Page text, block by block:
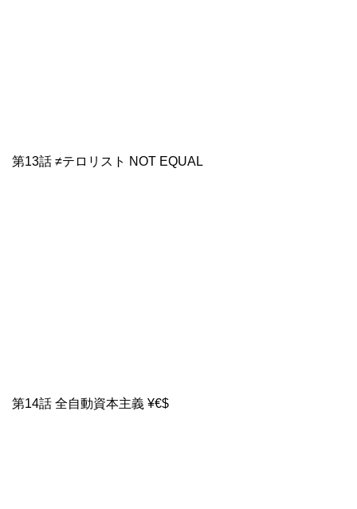
第13話 ≠テロリスト NOT EQUAL
第14話 全自動資本主義 ¥€$